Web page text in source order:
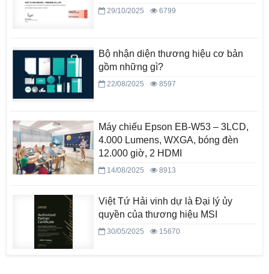
29/10/2025 6799
Bộ nhận diện thương hiệu cơ bản
gồm những gì?
22/08/2025 8597
Máy chiếu Epson EB-W53 – 3LCD,
4.000 Lumens, WXGA, bóng đèn
12.000 giờ, 2 HDMI
14/08/2025 8913
Việt Tứ Hải vinh dự là Đại lý ủy
quyền của thương hiệu MSI
30/05/2025 15670